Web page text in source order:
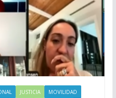
JUSTICIA
MOVILIDAD